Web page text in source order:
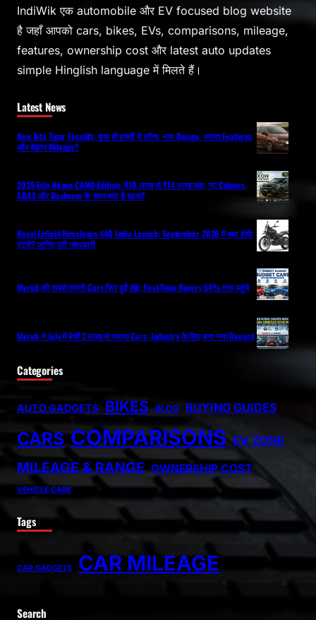
IndiWik एक automobile और EV focused blog website
है जहाँ आपको cars, bikes, EVs, comparisons, mileage,
features, ownership cost और latest auto updates
simple Hinglish language में मिलते हैं।
Latest News
New Tata Tigor Facelift: कुछ ही हफ्तों में लॉन्च, नया Design, ज्यादा Features
और बेहतर Mileage?
2026 Tata Nexon CAMO Edition: ₹10 लाख से ₹14 लाख तक, नए Colours,
ADAS और Dashcam के साथ क्या है खास?
Royal Enfield Himalayan 440 India Launch: September 2026 में क्या होगी
एंट्री? जानिए पूरी जानकारी
Maruti की सबसे सस्ती Cars फिर हुईं Hit: First-Time Buyers 54% तक पहुंचे
Maruti ने July में बेचीं 2 लाख से ज्यादा Cars: Industry के लिए बना नया Record
Categories
AUTO GADGETS BIKES BLOG BUYING GUIDES
CARS COMPARISONS EV ZONE
MILEAGE & RANGE OWNERSHIP COST
VEHICLE CARE
Tags
CAR GADGETS CAR MILEAGE
Search